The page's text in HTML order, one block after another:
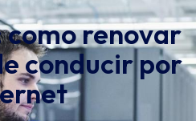
como renovar
conducir por